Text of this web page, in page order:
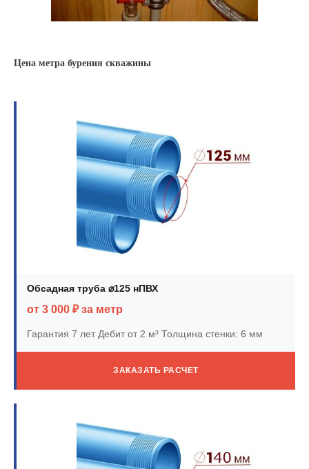
Цена метра бурения скважины
Обсадная труба ⌀125 нПВХ
от 3 000 ₽ за метр
Гарантия 7 летДебит от 2 м³ Толщина стенки: 6 мм
ЗАКАЗАТЬ РАСЧЕТ